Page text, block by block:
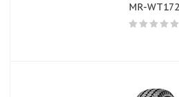
MR-WT172